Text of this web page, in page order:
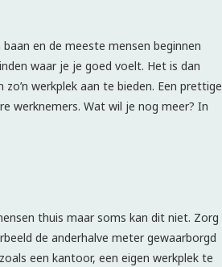
en de meeste mensen beginnen
waar je je goed voelt. Het is dan
werkplek aan te bieden. Een prettige
werknemers. Wat wil je nog meer? In
thuis maar soms kan dit niet. Zorg
de anderhalve meter gewaarborgd
een kantoor, een eigen werkplek te